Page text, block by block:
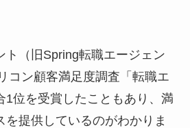
ト（旧Spring転職エージェン
コン顧客満足度調査「転職エ
1位を受賞したこともあり、満
を提供しているのがわかりま